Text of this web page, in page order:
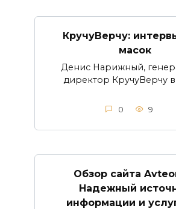
КручуВерчу:
масок
Денис Нарижный,
директор КручуВерчу в
0 9
Обзор сайта
Надежный
информации и